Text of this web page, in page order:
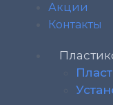
Акции
Контакты